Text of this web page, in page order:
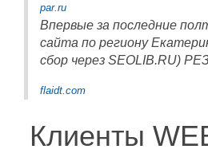
par.ru
Впервые за последние
сайта по региону
сбор через SEOLIB.RU)
flaidt.com
Клиенты